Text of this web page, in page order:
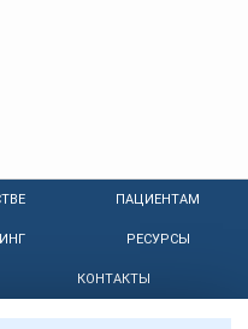
ПАЦИЕНТАМ
РЕСУРСЫ
КОНТАКТЫ